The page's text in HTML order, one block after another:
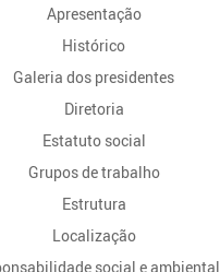
Apresentação
Histórico
Galeria dos presidentes
Diretoria
Estatuto social
Grupos de trabalho
Estrutura
Localização
social e ambiental